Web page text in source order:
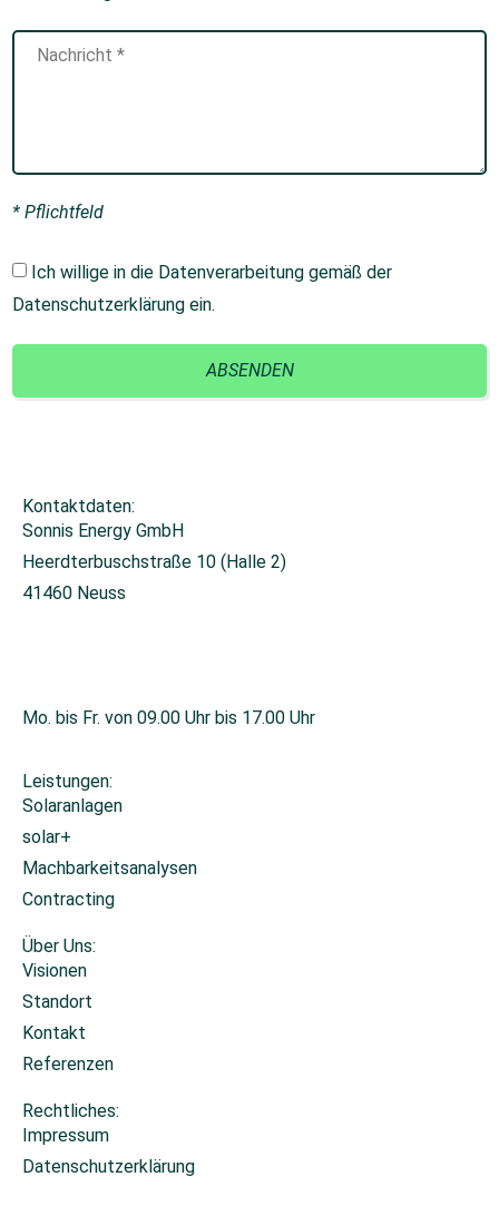
* Pflichtfeld
Ich willige in die Datenverarbeitung gemäß der
Datenschutzerklärung ein.
ABSENDEN
Kontaktdaten:
Sonnis Energy GmbH
Heerdterbuschstraße 10 (Halle 2)
41460 Neuss
Mo. bis Fr. von 09.00 Uhr bis 17.00 Uhr
Leistungen:
Solaranlagen
solar+
Machbarkeitsanalysen
Contracting
Über Uns:
Visionen
Standort
Kontakt
Referenzen
Rechtliches:
Impressum
Datenschutzerklärung